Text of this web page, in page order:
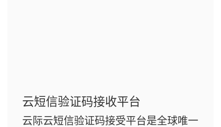
云短信验证码接收平台
云际云短信验证码接受平台是全球唯一